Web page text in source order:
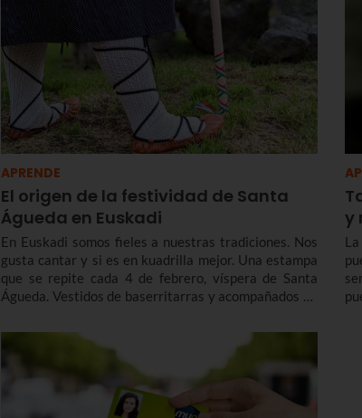
APRENDE
El origen de la festividad de Santa
Águeda en Euskadi
En Euskadi somos fieles a nuestras tradiciones. Nos
gusta cantar y si es en kuadrilla mejor. Una estampa
que se repite cada 4 de febrero, víspera de Santa
Águeda. Vestidos de baserritarras y acompañados de
cantando en honor a la virgen y recaudando dinero
para una causa benéfica. Te contamos la historia de
Santa Águeda, cómo se celebra en Bilbao y en otras
localidades de Euskadi para que no te pierdas Agate
y